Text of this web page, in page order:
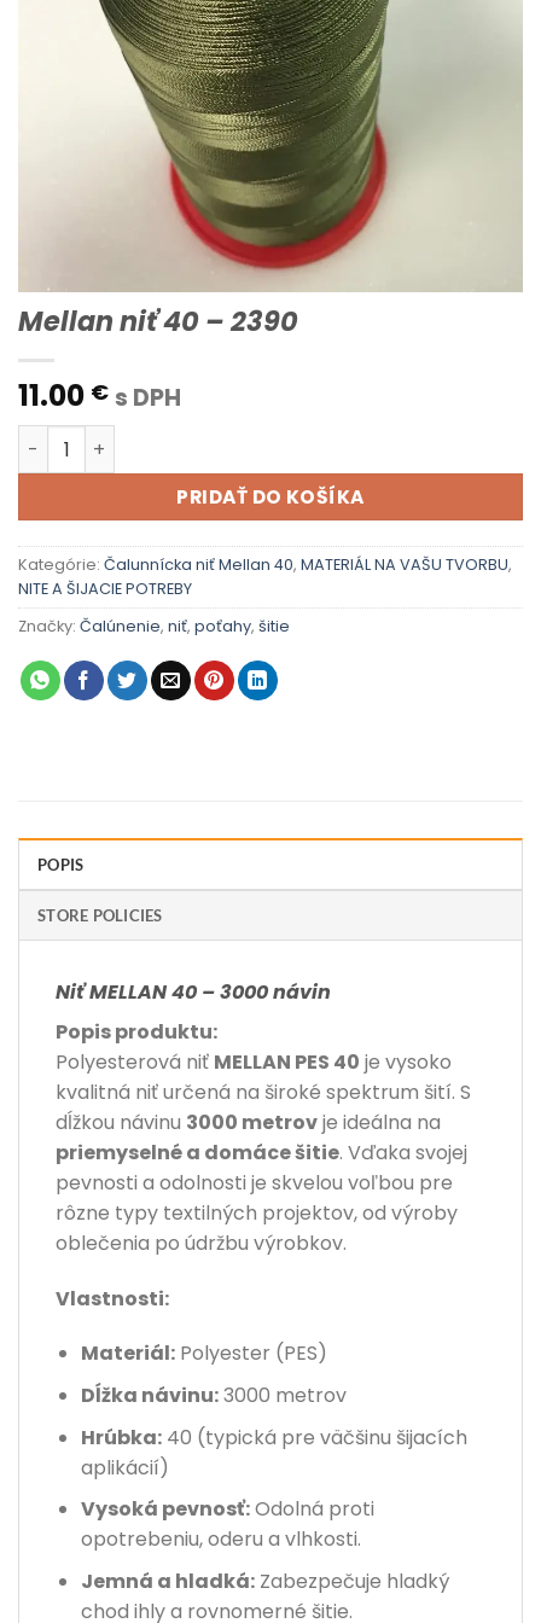
Mellan niť 40 – 2390
11.00 € s DPH
množstvo Mellan niť 40 - 2390
PRIDAŤ DO KOŠÍKA
Kategórie: Čalunnícka niť Mellan 40, MATERIÁL NA VAŠU TVORBU,
NITE A ŠIJACIE POTREBY
Značky: Čalúnenie, niť, poťahy, šitie
POPIS
STORE POLICIES
Niť MELLAN 40 – 3000 návin
Popis produktu:
Polyesterová niť MELLAN PES 40 je vysoko
kvalitná niť určená na široké spektrum šití. S
dĺžkou návinu 3000 metrovje ideálna na
priemyselné a domáce šitie. Vďaka svojej
pevnosti a odolnosti je skvelou voľbou pre
rôzne typy textilných projektov, od výroby
oblečenia po údržbu výrobkov.
Vlastnosti:
Materiál:Polyester (PES)
Dĺžka návinu:3000 metrov
Hrúbka:40 (typická pre väčšinu šijacích
aplikácií)
Vysoká pevnosť:Odolná proti
opotrebeniu, oderu a vlhkosti.
Jemná a hladká:Zabezpečuje hladký
chod ihly a rovnomerné šitie.